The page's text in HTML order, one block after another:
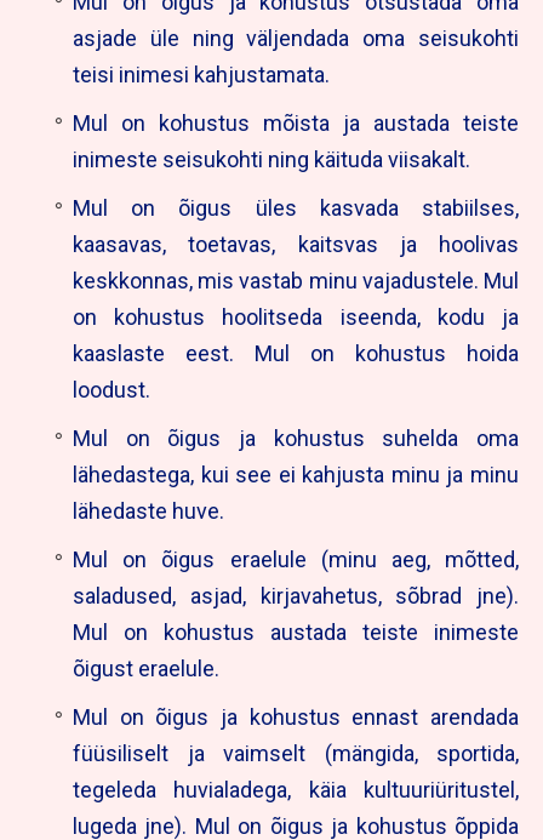
asjade üle ning väljendada oma seisukohti
teisi inimesi kahjustamata.
Mul on kohustus mõista ja austada teiste
inimeste seisukohti ning käituda viisakalt.
Mul on õigus üles kasvada stabiilses,
kaasavas, toetavas, kaitsvas ja hoolivas
keskkonnas, mis vastab minu vajadustele. Mul
on kohustus hoolitseda iseenda, kodu ja
kaaslaste eest. Mul on kohustus hoida
loodust.
Mul on õigus ja kohustus suhelda oma
lähedastega, kui see ei kahjusta minu ja minu
lähedaste huve.
Mul on õigus eraelule (minu aeg, mõtted,
saladused, asjad, kirjavahetus, sõbrad jne).
Mul on kohustus austada teiste inimeste
õigust eraelule.
Mul on õigus ja kohustus ennast arendada
füüsiliselt ja vaimselt (mängida, sportida,
tegeleda huvialadega, käia kultuuriüritustel,
lugeda jne). Mul on õigus ja kohustus õppida